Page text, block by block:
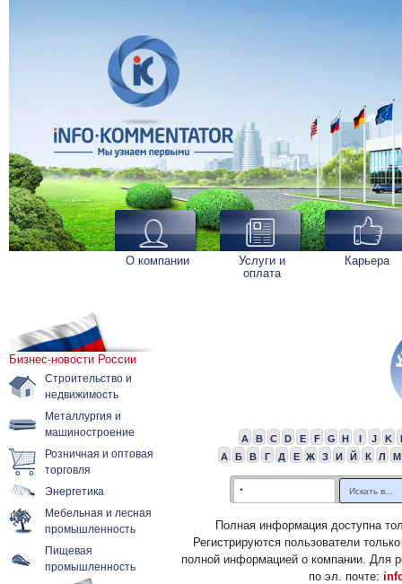
О компании
Услуги и
оплата
Карьера
Бизнес-новости России
Строительство и
недвижимость
Металлургия и
машиностроение
Розничная и оптовая
торговля
Энергетика
Мебельная и лесная
промышленность
Пищевая
промышленность
A B C D E F G H I J K
А
Б В Г Д Е Ж З И Й К Л М
Полная информация доступна
Регистрируются пользователи
полной информацией о компании. Для
по эл. почте: